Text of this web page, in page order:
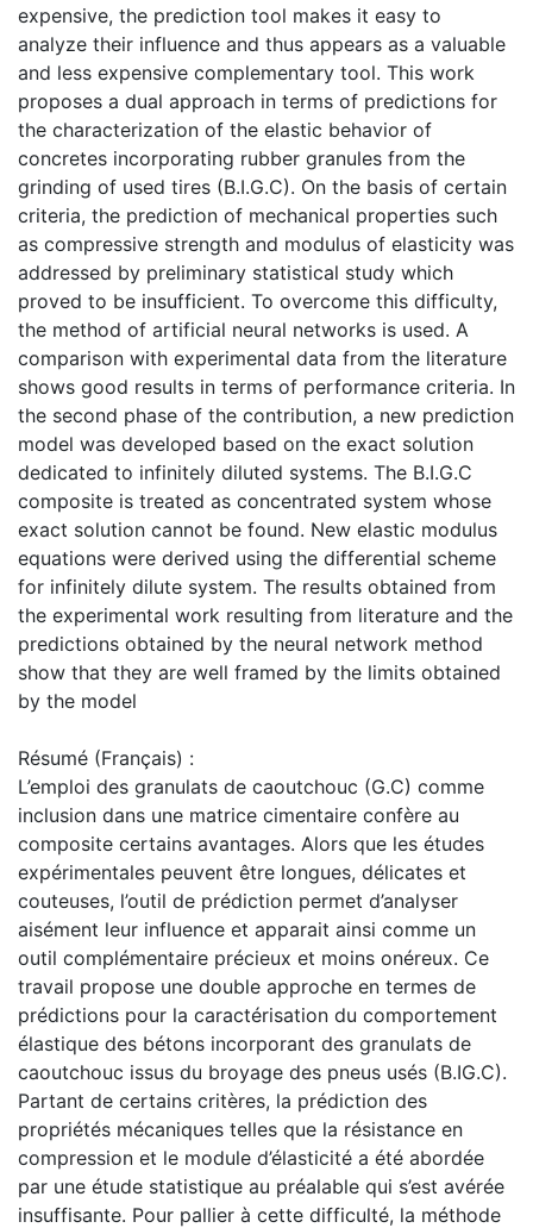
expensive, the prediction tool makes it easy to
analyze their influence and thus appears as a valuable
and less expensive complementary tool. This work
proposes a dual approach in terms of predictions for
the characterization of the elastic behavior of
concretes incorporating rubber granules from the
grinding of used tires (B.I.G.C). On the basis of certain
criteria, the prediction of mechanical properties such
as compressive strength and modulus of elasticity was
addressed by preliminary statistical study which
proved to be insufficient. To overcome this difficulty,
the method of artificial neural networks is used. A
comparison with experimental data from the literature
shows good results in terms of performance criteria. In
the second phase of the contribution, a new prediction
model was developed based on the exact solution
dedicated to infinitely diluted systems. The B.I.G.C
composite is treated as concentrated system whose
exact solution cannot be found. New elastic modulus
equations were derived using the differential scheme
for infinitely dilute system. The results obtained from
the experimental work resulting from literature and the
predictions obtained by the neural network method
show that they are well framed by the limits obtained
by the model
Résumé (Français) :
L’emploi des granulats de caoutchouc (G.C) comme
inclusion dans une matrice cimentaire confère au
composite certains avantages. Alors que les études
expérimentales peuvent être longues, délicates et
couteuses, l’outil de prédiction permet d’analyser
aisément leur influence et apparait ainsi comme un
outil complémentaire précieux et moins onéreux. Ce
travail propose une double approche en termes de
prédictions pour la caractérisation du comportement
élastique des bétons incorporant des granulats de
caoutchouc issus du broyage des pneus usés (B.IG.C).
Partant de certains critères, la prédiction des
propriétés mécaniques telles que la résistance en
compression et le module d’élasticité a été abordée
par une étude statistique au préalable qui s’est avérée
insuffisante. Pour pallier à cette difficulté, la méthode